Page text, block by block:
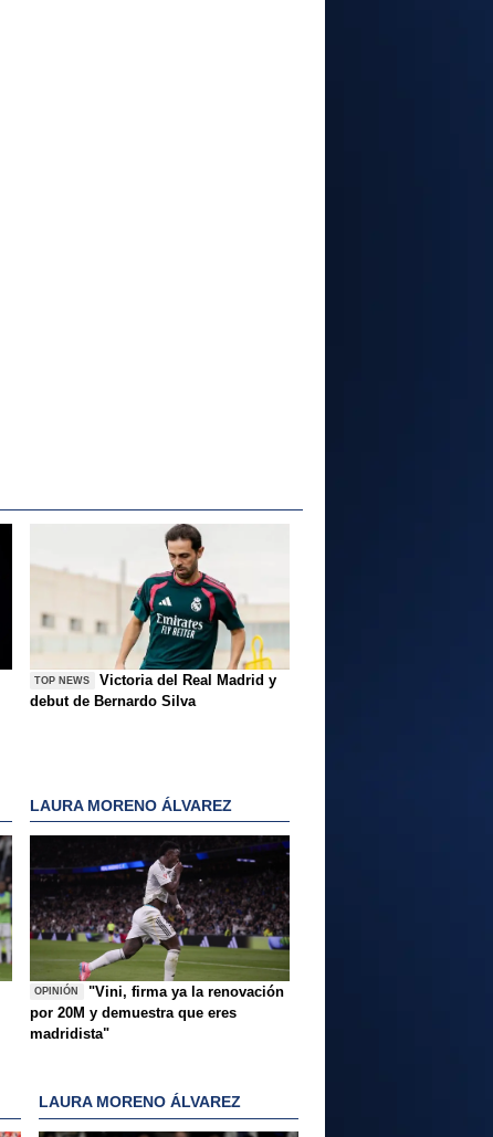
TOP NEWS
Victoria del Real Madrid y
debut de Bernardo Silva
LAURA MORENO ÁLVAREZ
OPINIÓN
"Vini, firma ya la renovación
por 20M y demuestra que eres
madridista"
LAURA MORENO ÁLVAREZ